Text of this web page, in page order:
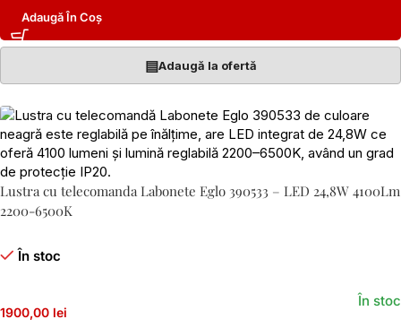
Adaugă În Coș
▤Adaugă la ofertă
Lustra cu telecomanda Labonete Eglo 390533 – LED 24,8W 4100Lm
2200-6500K
În stoc
1900,00 lei
În stoc